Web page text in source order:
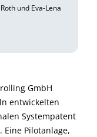
und Eva-Lena
GmbH
entwickelten
System­patent
Eine Pilotanlage,